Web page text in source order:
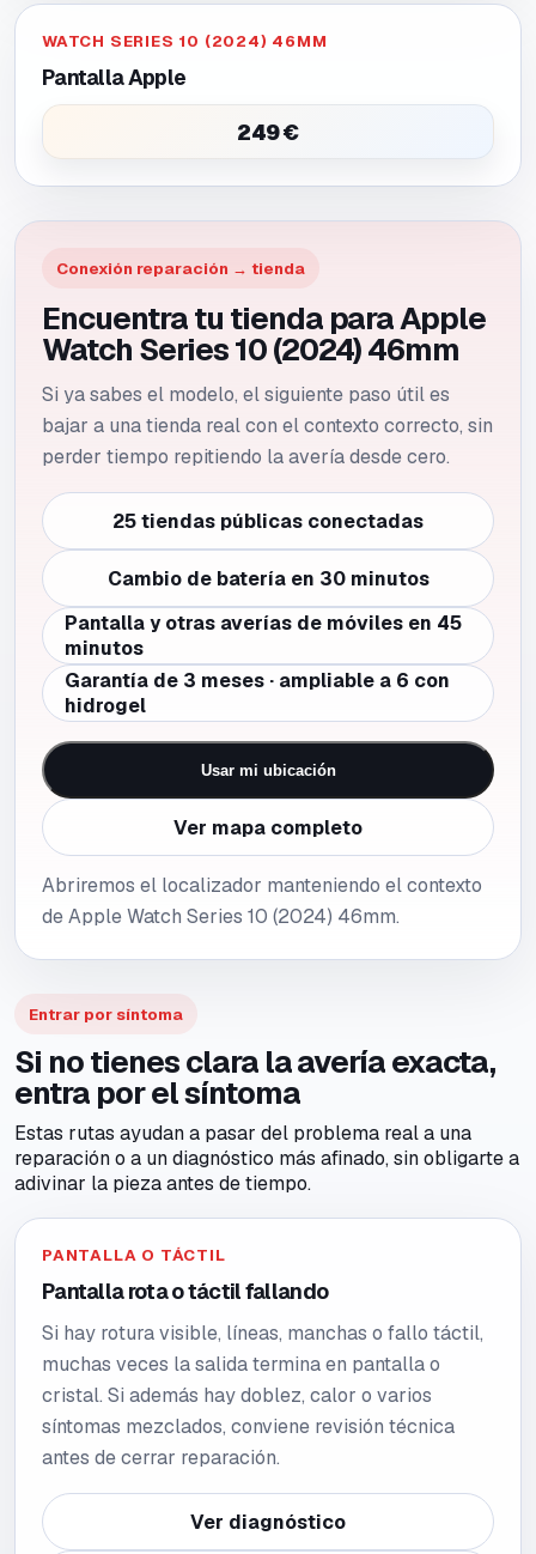
WATCH SERIES 10 (2024) 46MM
Pantalla Apple
249 €
Conexión reparación → tienda
Encuentra tu tienda para Apple
Watch Series 10 (2024) 46mm
Si ya sabes el modelo, el siguiente paso útil es
bajar a una tienda real con el contexto correcto, sin
perder tiempo repitiendo la avería desde cero.
25 tiendas públicas conectadas
Cambio de batería en 30 minutos
Pantalla y otras averías de móviles en 45
minutos
Garantía de 3 meses · ampliable a 6 con
hidrogel
Usar mi ubicación
Ver mapa completo
Abriremos el localizador manteniendo el contexto
de Apple Watch Series 10 (2024) 46mm.
Entrar por síntoma
Si no tienes clara la avería exacta,
entra por el síntoma
Estas rutas ayudan a pasar del problema real a una
reparación o a un diagnóstico más afinado, sin obligarte a
adivinar la pieza antes de tiempo.
PANTALLA O TÁCTIL
Pantalla rota o táctil fallando
Si hay rotura visible, líneas, manchas o fallo táctil,
muchas veces la salida termina en pantalla o
cristal. Si además hay doblez, calor o varios
síntomas mezclados, conviene revisión técnica
antes de cerrar reparación.
Ver diagnóstico